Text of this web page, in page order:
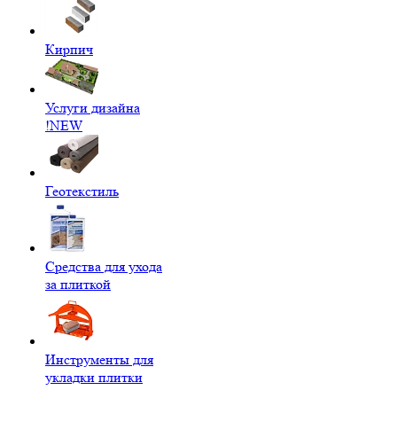
Кирпич
Услуги дизайна
!NEW
Геотекстиль
Средства для ухода
за плиткой
Инструменты для
укладки плитки